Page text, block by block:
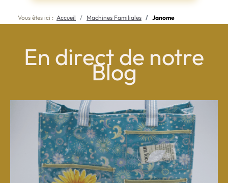
Vous êtes ici : Accueil Machines Familiales Janome
En direct de notre
Blog